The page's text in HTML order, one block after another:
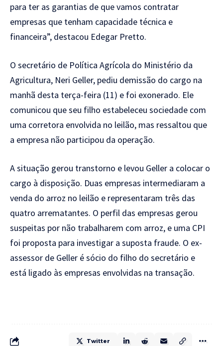
para ter as garantias de que vamos contratar
empresas que tenham capacidade técnica e
financeira”, destacou Edegar Pretto.
O secretário de Política Agrícola do Ministério da
Agricultura, Neri Geller, pediu demissão do cargo na
manhã desta terça-feira (11) e foi exonerado. Ele
comunicou que seu filho estabeleceu sociedade com
uma corretora envolvida no leilão, mas ressaltou que
a empresa não participou da operação.
A situação gerou transtorno e levou Geller a colocar o
cargo à disposição. Duas empresas intermediaram a
venda do arroz no leilão e representaram três das
quatro arrematantes. O perfil das empresas gerou
suspeitas por não trabalharem com arroz, e uma CPI
foi proposta para investigar a suposta fraude. O ex-
assessor de Geller é sócio do filho do secretário e
está ligado às empresas envolvidas na transação.
Twitter